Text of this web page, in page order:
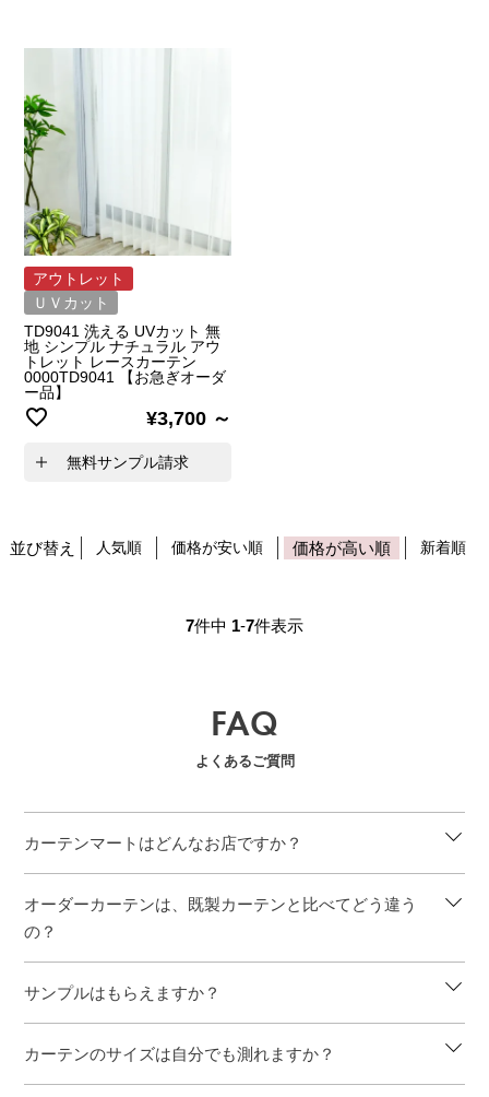
アウトレット
ＵＶカット
TD9041 洗える UVカット 無
地 シンプル ナチュラル アウ
トレット レースカーテン
0000TD9041 【お急ぎオーダ
ー品】
¥3,700
無料サンプル請求
並び替え 人気順 価格が安い順 価格が高い順 新着順
7件中 1-7件表示
FAQ
よくあるご質問
カーテンマートはどんなお店ですか？
オーダーカーテンは、既製カーテンと比べてどう違う
の？
サンプルはもらえますか？
カーテンのサイズは自分でも測れますか？